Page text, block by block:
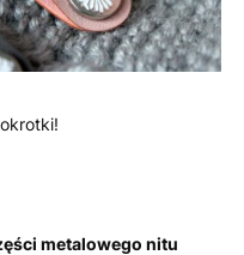
metalowego nitu